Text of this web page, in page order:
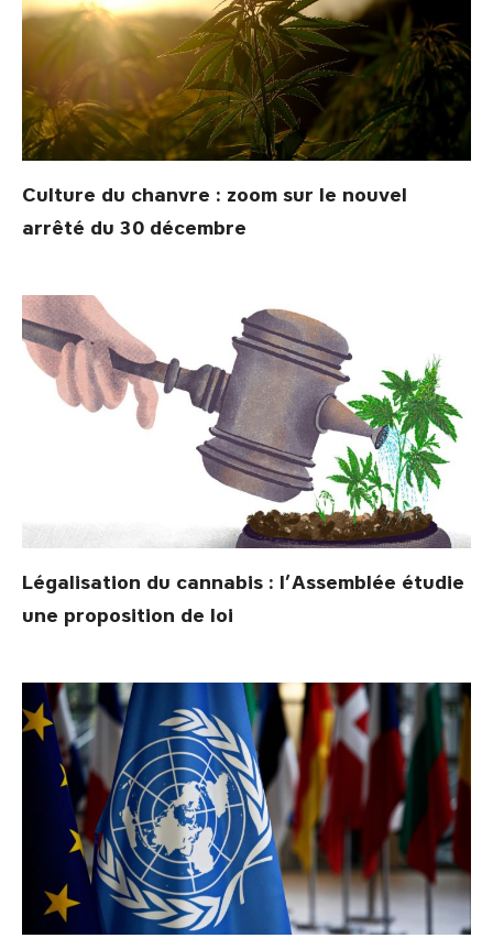
Culture du chanvre : zoom sur le nouvel
arrêté du 30 décembre
Légalisation du cannabis : l’Assemblée étudie
une proposition de loi